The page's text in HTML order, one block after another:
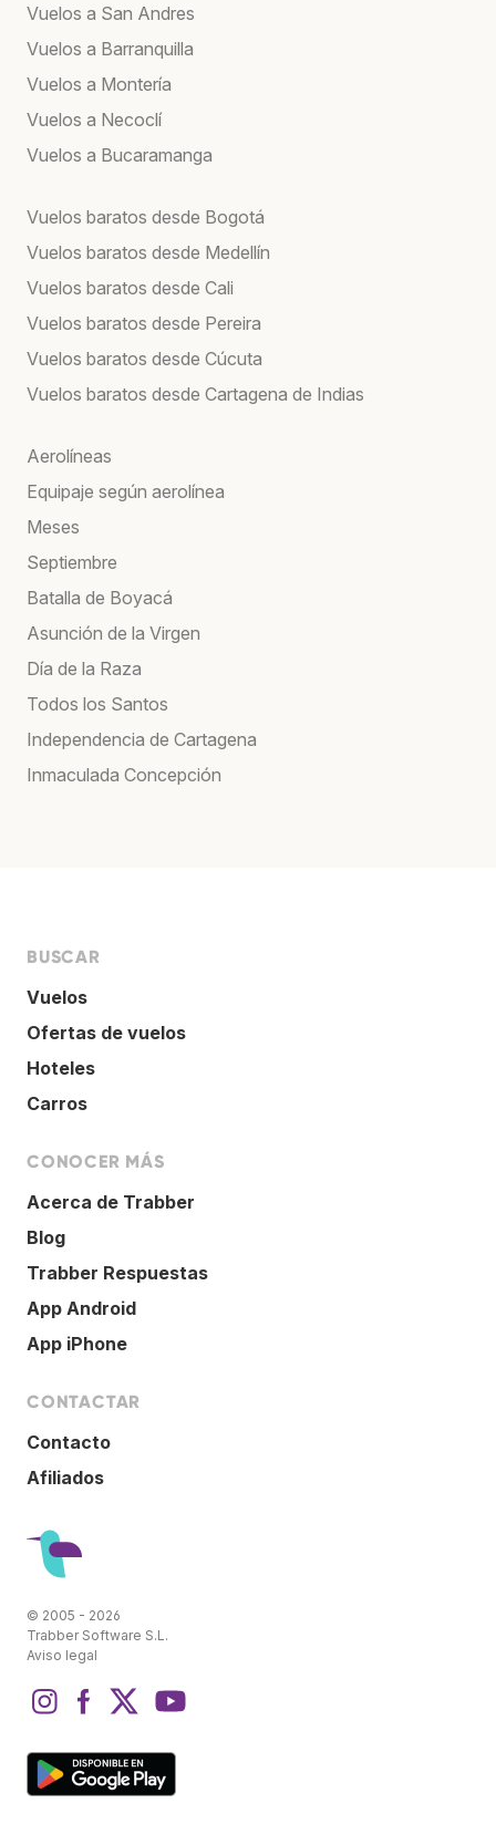
Vuelos a San Andres
Vuelos a Barranquilla
Vuelos a Montería
Vuelos a Necoclí
Vuelos a Bucaramanga
Vuelos baratos desde Bogotá
Vuelos baratos desde Medellín
Vuelos baratos desde Cali
Vuelos baratos desde Pereira
Vuelos baratos desde Cúcuta
Vuelos baratos desde Cartagena de Indias
Aerolíneas
Equipaje según aerolínea
Meses
Septiembre
Batalla de Boyacá
Asunción de la Virgen
Día de la Raza
Todos los Santos
Independencia de Cartagena
Inmaculada Concepción
BUSCAR
Vuelos
Ofertas de vuelos
Hoteles
Carros
CONOCER MÁS
Acerca de Trabber
Blog
Trabber Respuestas
App Android
App iPhone
CONTACTAR
Contacto
Afiliados
© 2005 - 2026
Trabber Software S.L.
Aviso legal